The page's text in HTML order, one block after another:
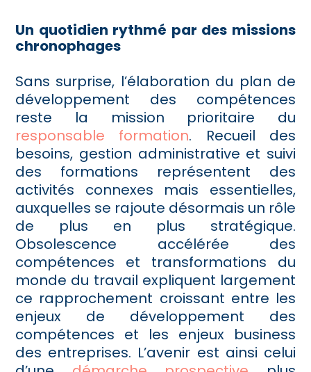
Un quotidien rythmé par des missions
chronophages
Sans surprise, l’élaboration du plan de
développement des compétences
reste la mission prioritaire du
responsable formation. Recueil des
besoins, gestion administrative et suivi
des formations représentent des
activités connexes mais essentielles,
auxquelles se rajoute désormais un rôle
de plus en plus stratégique.
Obsolescence accélérée des
compétences et transformations du
monde du travail expliquent largement
ce rapprochement croissant entre les
enjeux de développement des
compétences et les enjeux business
des entreprises. L’avenir est ainsi celui